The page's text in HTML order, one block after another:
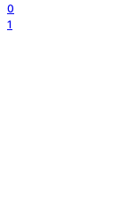
0
1